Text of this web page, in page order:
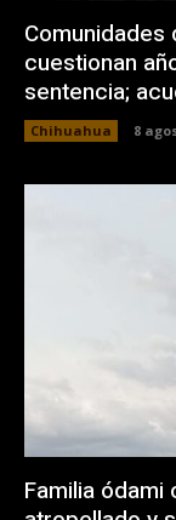
Comunidades
cuestionan
sentencia;
Chihuahua 8
Familia